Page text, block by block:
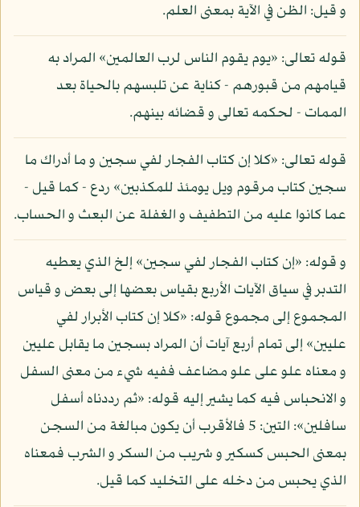
و قيل: الظن في الآية بمعنى العلم.
قوله تعالى: «يوم يقوم الناس لرب العالمين» المراد به
قيامهم من قبورهم - كناية عن تلبسهم بالحياة بعد
الممات - لحكمه تعالى و قضائه بينهم.
قوله تعالى: «كلا إن كتاب الفجار لفي سجين و ما أدراك ما
سجين كتاب مرقوم ويل يومئذ للمكذبين» ردع - كما قيل -
عما كانوا عليه من التطفيف و الغفلة عن البعث و الحساب.
و قوله: «إن كتاب الفجار لفي سجين» إلخ الذي يعطيه
التدبر في سياق الآيات الأربع بقياس بعضها إلى بعض و قياس
المجموع إلى مجموع قوله: «كلا إن كتاب الأبرار لفي
عليين» إلى تمام أربع آيات أن المراد بسجين ما يقابل عليين
و معناه علو على علو مضاعف ففيه شيء من معنى السفل
و الانحباس فيه كما يشير إليه قوله: «ثم رددناه أسفل
سافلين»: التين: 5 فالأقرب أن يكون مبالغة من السجن
بمعنى الحبس كسكير و شريب من السكر و الشرب فمعناه
الذي يحبس من دخله على التخليد كما قيل.